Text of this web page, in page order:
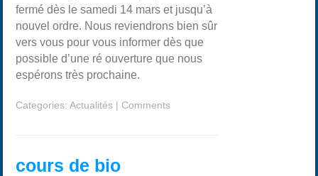
fermé dès le samedi 14 mars et jusqu’à
nouvel ordre. Nous reviendrons bien sûr
vers vous pour vous informer dès que
possible d’une ré ouverture que nous
espérons très prochaine.
Categories:Actualités | Comments
cours de bio